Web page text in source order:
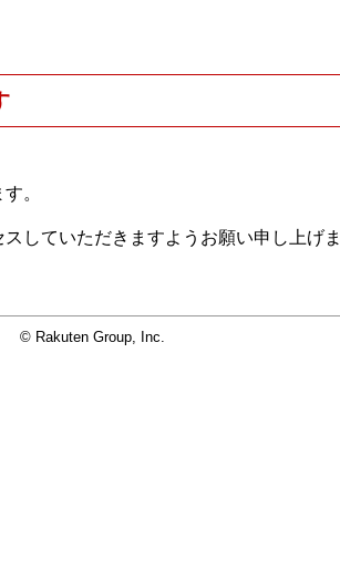
。
していただきますようお願い申し上げ
© Rakuten Group, Inc.